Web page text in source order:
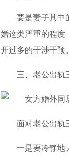
要是妻子其中
婚这类严重的程度
开过多的干涉干预
三、老公出轨
面对老公出轨
一是要冷静地